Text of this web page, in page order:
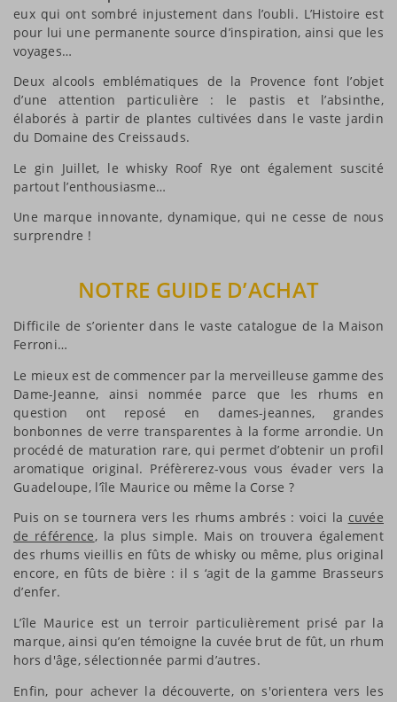
eux qui ont sombré injustement dans l’oubli. L’Histoire est
pour lui une permanente source d’inspiration, ainsi que les
voyages…
Deux alcools emblématiques de la Provence font l’objet
d’une attention particulière : le pastis et l’absinthe,
élaborés à partir de plantes cultivées dans le vaste jardin
du Domaine des Creissauds.
Le gin Juillet, le whisky Roof Rye ont également suscité
partout l’enthousiasme…
Une marque innovante, dynamique, qui ne cesse de nous
surprendre !
NOTRE GUIDE D’ACHAT
Difficile de s’orienter dans le vaste catalogue de la Maison
Ferroni…
Le mieux est de commencer par la merveilleuse gamme des
Dame-Jeanne, ainsi nommée parce que les rhums en
question ont reposé en dames-jeannes, grandes
bonbonnes de verre transparentes à la forme arrondie. Un
procédé de maturation rare, qui permet d’obtenir un profil
aromatique original. Préfèrerez-vous vous évader vers la
Guadeloupe, l’île Maurice ou même la Corse ?
Puis on se tournera vers les rhums ambrés : voici la cuvée
de référence, la plus simple. Mais on trouvera également
des rhums vieillis en fûts de whisky ou même, plus original
encore, en fûts de bière : il s ‘agit de la gamme Brasseurs
d’enfer.
L’île Maurice est un terroir particulièrement prisé par la
marque, ainsi qu’en témoigne la cuvée brut de fût, un rhum
hors d'âge, sélectionnée parmi d’autres.
Enfin, pour achever la découverte, on s'orientera vers les